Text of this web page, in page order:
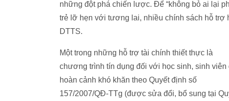
những đột phá chiến lược. Để “không bỏ ai lại
trẻ lỡ hẹn với tương lai, nhiều chính sách hỗ trợ
DTTS.
Một trong những hỗ trợ tài chính thiết thực là
chương trình tín dụng đối với học sinh, sinh viên
hoàn cảnh khó khăn theo Quyết định số
157/2007/QĐ-TTg (được sửa đổi, bổ sung tại